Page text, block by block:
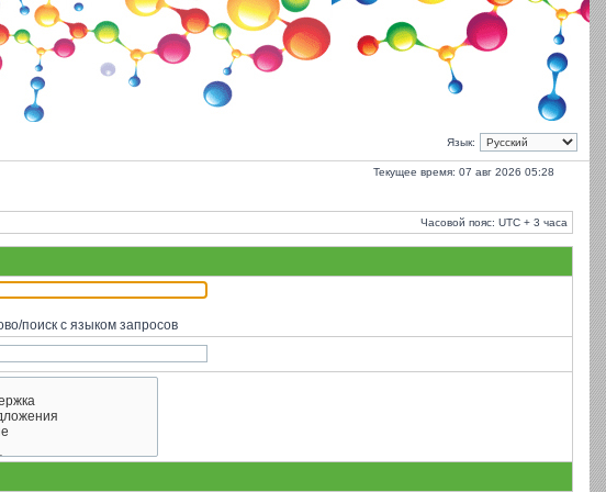
Язык:
Текущее время: 07 авг 2026 05:28
Часовой пояс: UTC + 3 часа
поиск с языком запросов